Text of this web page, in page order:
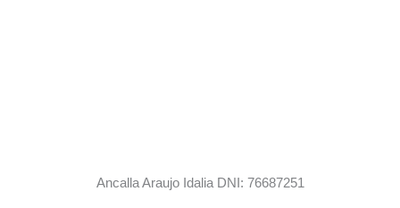
Ancalla Araujo Idalia DNI: 76687251